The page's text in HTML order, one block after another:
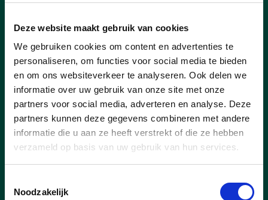
Deze website maakt gebruik van cookies
We gebruiken cookies om content en advertenties te
personaliseren, om functies voor social media te bieden
en om ons websiteverkeer te analyseren. Ook delen we
informatie over uw gebruik van onze site met onze
partners voor social media, adverteren en analyse. Deze
partners kunnen deze gegevens combineren met andere
informatie die u aan ze heeft verstrekt of die ze hebben
verzameld op basis van uw gebruik van hun services.
Noodzakelijk
5 jaar Velotheek
20/09/24
Velotheek Op Wielekes bestaat 5 jaar en
dat werd deze week gevierd! Op Wielekes
is immers een mooi project waarin
duurzaamheid, strijd tegen armoede en
tewerkstelling worden gecombineerd.
lees meer